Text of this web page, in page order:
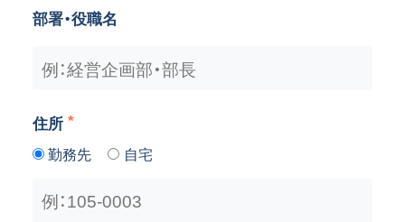
部署・役職名
住所
勤務先 自宅